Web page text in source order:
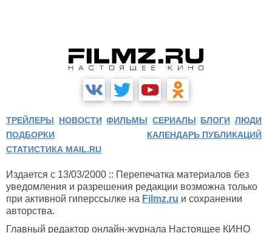
ТРЕЙЛЕРЫ НОВОСТИ ФИЛЬМЫ СЕРИАЛЫ БЛОГИ ЛЮДИ
ПОДБОРКИ
КАЛЕНДАРЬ ПУБЛИКАЦИЙ
СТАТИСТИКА MAIL.RU
Издается с 13/03/2000 :: Перепечатка материалов без
уведомления и разрешения редакции возможна только
при активной гиперссылке на Filmz.ru и сохранении
авторства.
Главный редактор онлайн-журнала Настоящее КИНО